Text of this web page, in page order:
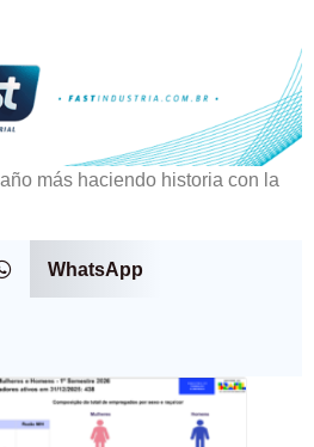
más haciendo historia con la
WhatsApp